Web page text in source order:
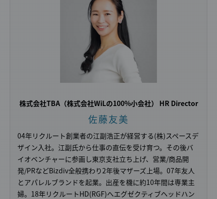
株式会社TBA（株式会社WiLの100%小会社） HR Director
佐藤友美
04年リクルート創業者の江副浩正が経営する(株)スペースデ
ザイン入社。江副氏から仕事の直伝を受け育つ。その後バ
イオベンチャーに参画し東京支社立ち上げ、営業/商品開
発/PRなどBizdiv全般携わり2年後マザーズ上場。07年友人
とアパレルブランドを起業。出産を機に約10年間は専業主
婦。18年リクルートHD(RGF)へエグゼクティブヘッドハン